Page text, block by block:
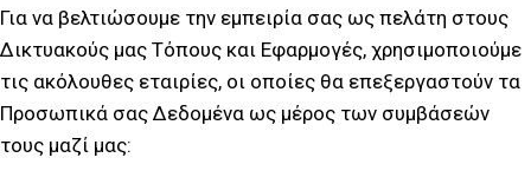
Για να βελτιώσουμε την εμπειρία σας ως πελάτη στους
Δικτυακούς μας Τόπους και Εφαρμογές, χρησιμοποιούμε
τις ακόλουθες εταιρίες, οι οποίες θα επεξεργαστούν τα
Προσωπικά σας Δεδομένα ως μέρος των συμβάσεών
τους μαζί μας: